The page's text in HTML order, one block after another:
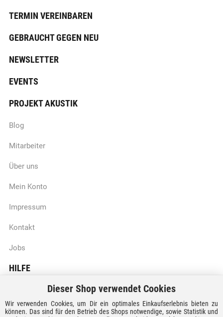
TERMIN VEREINBAREN
GEBRAUCHT GEGEN NEU
NEWSLETTER
EVENTS
PROJEKT AKUSTIK
Blog
Mitarbeiter
Über uns
Mein Konto
Impressum
Kontakt
Jobs
HILFE
Batteriegesetzhinweise
Vertrag widerrufen
Dieser Shop verwendet Cookies
Wir verwenden Cookies, um Dir ein optimales Einkaufserlebnis bieten zu
können. Das sind für den Betrieb des Shops notwendige, sowie Statistik und